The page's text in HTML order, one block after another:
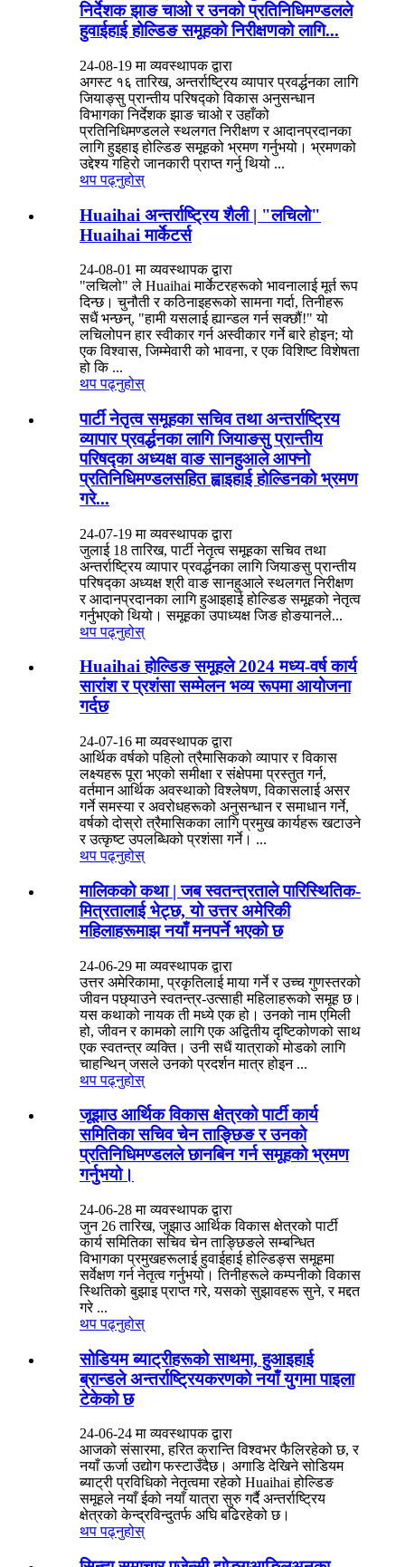
निर्देशक झाङ चाओ र उनको प्रतिनिधिमण्डलले
हुवाईहाई होल्डिङ समूहको निरीक्षणको लागि...
24-08-19 मा व्यवस्थापक द्वारा
अगस्ट १६ तारिख, अन्तर्राष्ट्रिय व्यापार प्रवर्द्धनका लागि
जियाङ्सु प्रान्तीय परिषद्को विकास अनुसन्धान
विभागका निर्देशक झाङ चाओ र उहाँको
प्रतिनिधिमण्डलले स्थलगत निरीक्षण र आदानप्रदानका
लागि हुइहाइ होल्डिङ समूहको भ्रमण गर्नुभयो। भ्रमणको
उद्देश्य गहिरो जानकारी प्राप्त गर्नु थियो ...
थप पढ्नुहोस्
Huaihai अन्तर्राष्ट्रिय शैली | "लचिलो"
Huaihai मार्केटर्स
24-08-01 मा व्यवस्थापक द्वारा
"लचिलो" ले Huaihai मार्केटरहरूको भावनालाई मूर्त रूप
दिन्छ। चुनौती र कठिनाइहरूको सामना गर्दा, तिनीहरू
सधैं भन्छन्, "हामी यसलाई ह्यान्डल गर्न सक्छौं!" यो
लचिलोपन हार स्वीकार गर्न अस्वीकार गर्ने बारे होइन; यो
एक विश्वास, जिम्मेवारी को भावना, र एक विशिष्ट विशेषता
हो कि ...
थप पढ्नुहोस्
पार्टी नेतृत्व समूहका सचिव तथा अन्तर्राष्ट्रिय
व्यापार प्रवर्द्धनका लागि जियाङसु प्रान्तीय
परिषद्का अध्यक्ष वाङ सानहुआले आफ्नो
प्रतिनिधिमण्डलसहित ह्वाइहाई होल्डिनको भ्रमण
गरे...
24-07-19 मा व्यवस्थापक द्वारा
जुलाई 18 तारिख, पार्टी नेतृत्व समूहका सचिव तथा
अन्तर्राष्ट्रिय व्यापार प्रवर्द्धनका लागि जियाङसु प्रान्तीय
परिषद्का अध्यक्ष श्री वाङ सानहुआले स्थलगत निरीक्षण
र आदानप्रदानका लागि हुआइहाई होल्डिङ समूहको नेतृत्व
गर्नुभएको थियो। समूहका उपाध्यक्ष जिङ होङयानले...
थप पढ्नुहोस्
Huaihai होल्डिङ समूहले 2024 मध्य-वर्ष कार्य
सारांश र प्रशंसा सम्मेलन भव्य रूपमा आयोजना
गर्दछ
24-07-16 मा व्यवस्थापक द्वारा
आर्थिक वर्षको पहिलो त्रैमासिकको व्यापार र विकास
लक्ष्यहरू पूरा भएको समीक्षा र संक्षेपमा प्रस्तुत गर्न,
वर्तमान आर्थिक अवस्थाको विश्लेषण, विकासलाई असर
गर्ने समस्या र अवरोधहरूको अनुसन्धान र समाधान गर्ने,
वर्षको दोस्रो त्रैमासिकका लागि प्रमुख कार्यहरू खटाउने
र उत्कृष्ट उपलब्धिको प्रशंसा गर्ने। ...
थप पढ्नुहोस्
मालिकको कथा | जब स्वतन्त्रताले पारिस्थितिक-
मित्रतालाई भेट्छ, यो उत्तर अमेरिकी
महिलाहरूमाझ नयाँ मनपर्ने भएको छ
24-06-29 मा व्यवस्थापक द्वारा
उत्तर अमेरिकामा, प्रकृतिलाई माया गर्ने र उच्च गुणस्तरको
जीवन पछ्याउने स्वतन्त्र-उत्साही महिलाहरूको समूह छ।
यस कथाको नायक ती मध्ये एक हो। उनको नाम एमिली
हो, जीवन र कामको लागि एक अद्वितीय दृष्टिकोणको साथ
एक स्वतन्त्र व्यक्ति। उनी सधैं यात्राको मोडको लागि
चाहन्थिन् जसले उनको प्रदर्शन मात्र होइन ...
थप पढ्नुहोस्
जूझाउ आर्थिक विकास क्षेत्रको पार्टी कार्य
समितिका सचिव चेन ताङ्छिङ र उनको
प्रतिनिधिमण्डलले छानबिन गर्न समूहको भ्रमण
गर्नुभयो।
24-06-28 मा व्यवस्थापक द्वारा
जुन 26 तारिख, जुझाउ आर्थिक विकास क्षेत्रको पार्टी
कार्य समितिका सचिव चेन ताङ्छिङले सम्बन्धित
विभागका प्रमुखहरूलाई हुवाईहाई होल्डिङ्स समूहमा
सर्वेक्षण गर्न नेतृत्व गर्नुभयो। तिनीहरूले कम्पनीको विकास
स्थितिको बुझाइ प्राप्त गरे, यसको सुझावहरू सुने, र मद्दत
गरे ...
थप पढ्नुहोस्
सोडियम ब्याट्रीहरूको साथमा, हुआइहाई
ब्रान्डले अन्तर्राष्ट्रियकरणको नयाँ युगमा पाइला
टेकेको छ
24-06-24 मा व्यवस्थापक द्वारा
आजको संसारमा, हरित क्रान्ति विश्वभर फैलिरहेको छ, र
नयाँ ऊर्जा उद्योग फस्टाउँदैछ। अगाडि देखिने सोडियम
ब्याट्री प्रविधिको नेतृत्वमा रहेको Huaihai होल्डिङ
समूहले नयाँ ईको नयाँ यात्रा सुरु गर्दै अन्तर्राष्ट्रिय
क्षेत्रको केन्द्रविन्दुतर्फ अघि बढिरहेको छ।
थप पढ्नुहोस्